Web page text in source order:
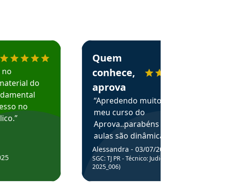
o Aprova Concursos em depoimento
no
do
no
Estudante Alessandra recomenda o Aprova
Quem
conhece,
aprova
“Apredendo muito no
meu curso do
Aprova..parabéns pelas
aulas são dinâmicas e
me ajudam a entender
melhor os assuntos.”
Alessandra - 03/07/2025
SGC: TJ PR - Técnico: Judiciário (Edital
2025_006)